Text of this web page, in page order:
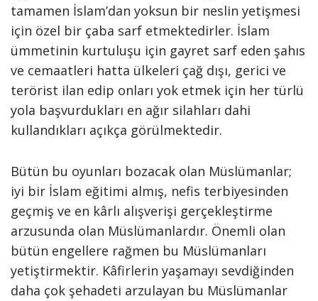
tamamen İslam’dan yoksun bir neslin yetişmesi
için özel bir çaba sarf etmektedirler. İslam
ümmetinin kurtuluşu için gayret sarf eden şahıs
ve cemaatleri hatta ülkeleri çağ dışı, gerici ve
terörist ilan edip onları yok etmek için her türlü
yola başvurdukları en ağır silahları dahi
kullandıkları açıkça görülmektedir.
Bütün bu oyunları bozacak olan Müslümanlar;
iyi bir İslam eğitimi almış, nefis terbiyesinden
geçmiş ve en kârlı alışverişi gerçekleştirme
arzusunda olan Müslümanlardır. Önemli olan
bütün engellere rağmen bu Müslümanları
yetiştirmektir. Kâfirlerin yaşamayı sevdiğinden
daha çok şehadeti arzulayan bu Müslümanlar